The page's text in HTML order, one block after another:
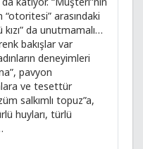
arasındaki
da unutmamalı…
bakışlar var
deneyimleri
pavyon
ve tesettür
salkımlı topuz”a,
huyları, türlü